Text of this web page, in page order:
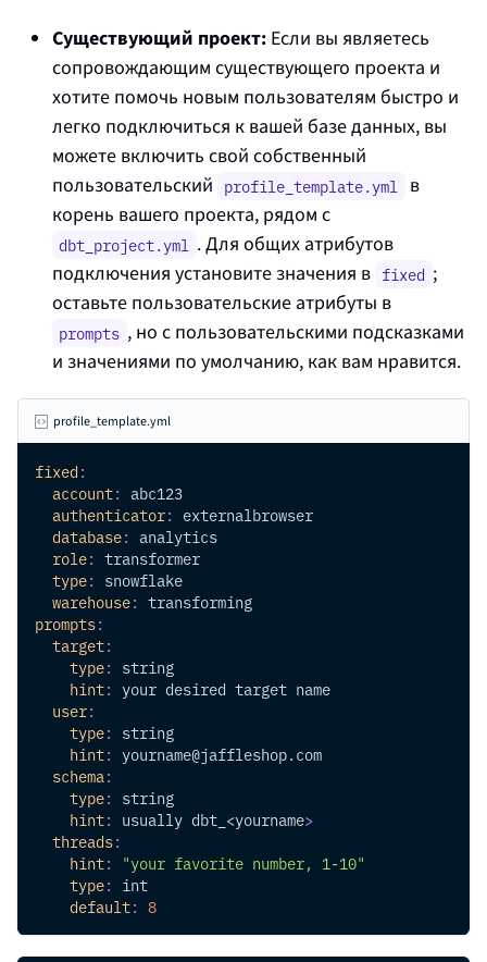
Существующий проект: Если вы являетесь
сопровождающим существующего проекта и
хотите помочь новым пользователям быстро и
легко подключиться к вашей базе данных, вы
можете включить свой собственный
пользовательский profile_template.yml в
корень вашего проекта, рядом с
dbt_project.yml . Для общих атрибутов
подключения установите значения в fixed ;
оставьте пользовательские атрибуты в
prompts , но с пользовательскими подсказками
и значениями по умолчанию, как вам нравится.
profile_template.yml
fixed :
account: abc123
authenticator: externalbrowser
database: analytics
role: transformer
type: snowflake
warehouse: transforming
prompts:
target:
type: string
hint: your desired target name
user:
type: string
hint: yourname@jaffleshop.com
schema:
type: string
hint: usually dbt_<yourname>
threads:
hint:
"your favorite number, 1-10"
type: int
default: 8